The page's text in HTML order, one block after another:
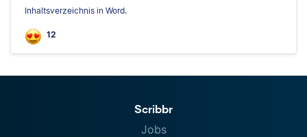
Inhaltsverzeichnis in Word.
12
Scribbr
Jobs